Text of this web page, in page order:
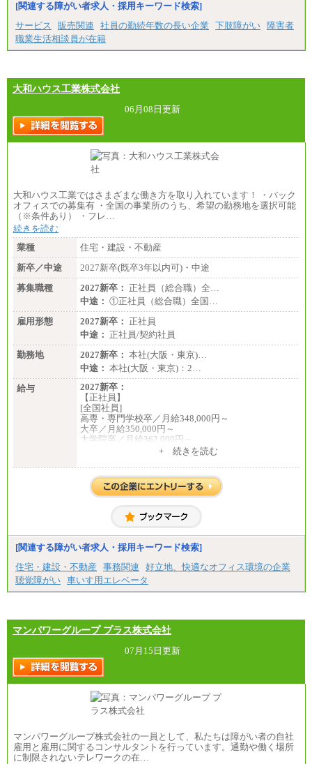
[関連する障がい者求人・採用キーワード検索]
サービス
販売関連 社員の勤続年数の長い企業 下肢障がい 障害者
職業生活相談員が在籍
大和ハウス工業株式会社
06月08日更新
大和ハウス工業ではさまざまな働き方を取り入れています！ ・バック
オフィスでの募集有 ・全国の事業所のうち、希望の勤務地を選択可能
（※条件あり） ・フレ…
続きを読む
業種
住宅・建設・不動産
新卒／中途
2027新卒(既卒3年以内可)・中途
募集職種
2027新卒： 正社員（総合職）全…
中途： ①正社員（総合職）全国…
雇用形態
2027新卒： 正社員
中途： 正社員/契約社員
勤務地
2027新卒： 本社(大阪・東京)…
中途： 本社(大阪・東京)：2…
給与
2027新卒：
【正社員】
[全国社員]
高専・専門学校卒／月給348,000円～
大卒／月給350,000円～
大学院卒／月給362,000円～
[地域社員]月給295,000円～
【正社員】
[全国社員]月給348,000円～
[地域社員]月給295,000円～
【契約社員】月給200,000円～
+ 続きを読む
[関連する障がい者求人・採用キーワード検索]
住宅・建設・不動産
事務関連
好立地、快適なオフィス環境の企業
聴覚障がい 車いす用エレベータ
マンパワーグループ プラス株式会社
07月15日更新
マンパワーグループ株式会社の一員として、私たちは障がい者の自社
雇用と雇用に関するコンサルタントを行っています。通勤や働く場所
に制限されないテレワークの在…